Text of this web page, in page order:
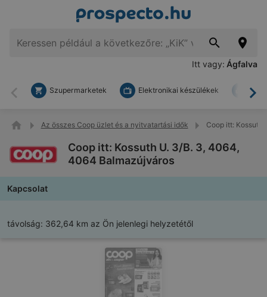
Itt vagy: Ágfalva
Vissza
Szupermarketek Elektronikai készülékek
Az összes Coop üzlet és a nyitvatartási idők Coop itt: Kossuth
Coop itt: Kossuth U. 3/B. 3, 4064,
4064 Balmazújváros
Kapcsolat
távolság: 362,64 km az Ön jelenlegi helyzetétől